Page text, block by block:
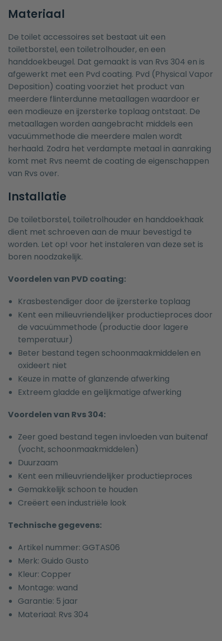
Materiaal
De toilet accessoires set bestaat uit een
toiletborstel, een toiletrolhouder, en een
handdoekbeugel. Dat gemaakt is van Rvs 304 en is
afgewerkt met een Pvd coating. Pvd (Physical Vapor
Deposition) coating voorziet het product van
meerdere flinterdunne metaallagen waardoor er
een modieuze en ijzersterke toplaag ontstaat. De
metaallagen worden aangebracht middels een
vacuümmethode die meerdere malen wordt
herhaald. Zodra het verdampte metaal in aanraking
komt met Rvs neemt de coating de eigenschappen
van Rvs over.
Installatie
De toiletborstel, toiletrolhouder en handdoekhaak
dient met schroeven aan de muur bevestigd te
worden. Let op! voor het instaleren van deze set is
boren noodzakelijk.
Voordelen van PVD coating:
Krasbestendiger door de ijzersterke toplaag
Kent een milieuvriendelijker productieproces door
de vacuümmethode (productie door lagere
temperatuur)
Beter bestand tegen schoonmaakmiddelen en
oxideert niet
Keuze in matte of glanzende afwerking
Extreem gladde en gelijkmatige afwerking
Voordelen van Rvs 304:
Zeer goed bestand tegen invloeden van buitenaf
(vocht, schoonmaakmiddelen)
Duurzaam
Kent een milieuvriendelijker productieproces
Gemakkelijk schoon te houden
Creëert een industriële look
Technische gegevens:
Artikel nummer: GGTAS06
Merk: Guido Gusto
Kleur: Copper
Montage: wand
Garantie: 5 jaar
Materiaal: Rvs 304